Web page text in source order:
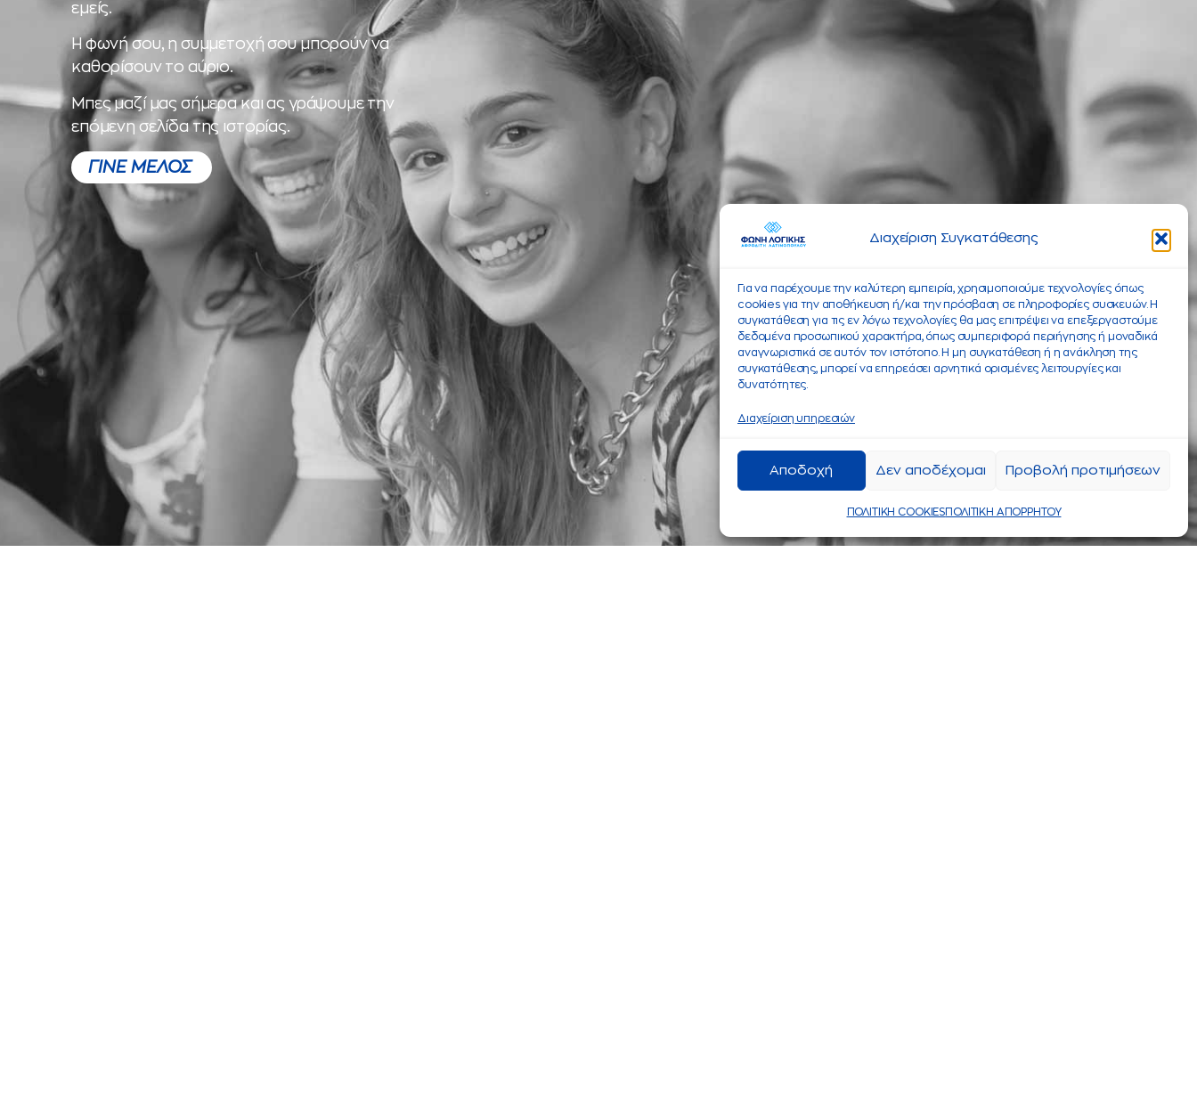
Διαχείριση Συγκατάθεσης
Για να παρέχουμε την καλύτερη εμπειρία, χρησιμοποιούμε τεχνολογίες όπως
cookies για την αποθήκευση ή/και την πρόσβαση σε πληροφορίες συσκευών. Η
συγκατάθεση για τις εν λόγω τεχνολογίες θα μας επιτρέψει να επεξεργαστούμε
δεδομένα προσωπικού χαρακτήρα, όπως συμπεριφορά περιήγησης ή μοναδικά
αναγνωριστικά σε αυτόν τον ιστότοπο. Η μη συγκατάθεση ή η ανάκληση της
συγκατάθεσης, μπορεί να επηρεάσει αρνητικά ορισμένες λειτουργίες και
δυνατότητες.
Διαχείριση υπηρεσιών
Αποδοχή Δεν αποδέχομαι Προβολή προτιμήσεων
ΠΟΛΙΤΙΚΗ COOKIESΠΟΛΙΤΙΚΗ ΑΠΟΡΡΗΤΟΥ
εμείς.
Η φωνή σου, η συμμετοχή σου μπορούν να
καθορίσουν το αύριο.
Μπες μαζί μας σήμερα και ας γράψουμε την
επόμενη σελίδα της ιστορίας.
ΓΙΝΕ ΜΕΛΟΣ